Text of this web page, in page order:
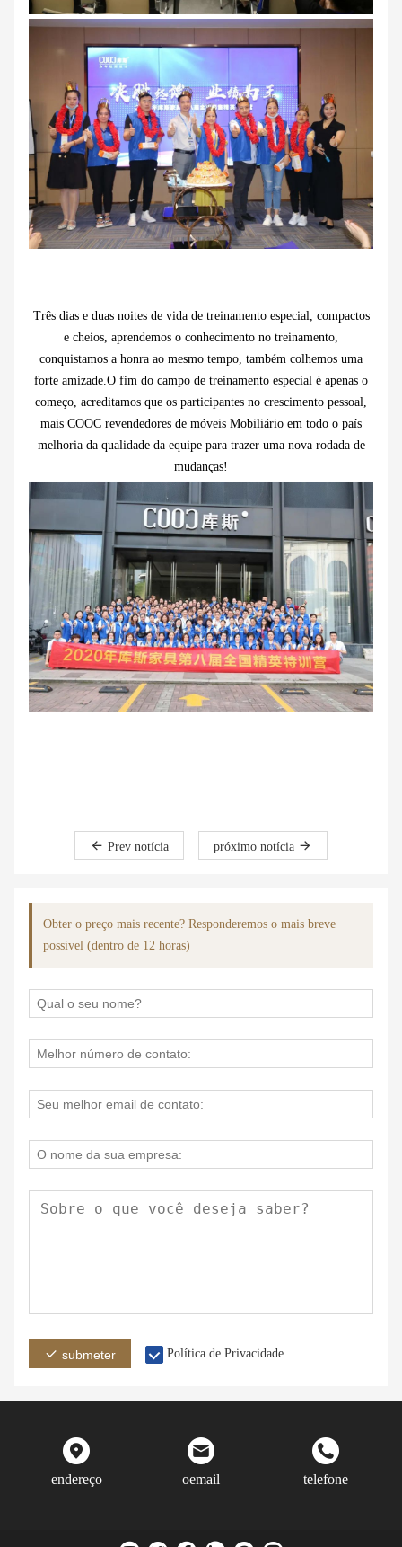
Três dias e duas noites de vida de treinamento especial, compactos
e cheios, aprendemos o conhecimento no treinamento,
conquistamos a honra ao mesmo tempo, também colhemos uma
forte amizade.O fim do campo de treinamento especial é apenas o
começo, acreditamos que os participantes no crescimento pessoal,
mais COOC revendedores de móveis Mobiliário em todo o país
melhoria da qualidade da equipe para trazer uma nova rodada de
mudanças!
Prev notícia próximo notícia
Obter o preço mais recente? Responderemos o mais breve
possível (dentro de 12 horas)
submeter Política de Privacidade
endereço oemail telefone